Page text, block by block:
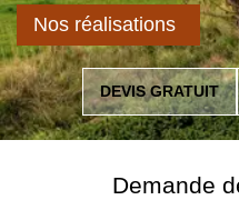
Nos réalisations
DEVIS GRATUIT
Demande